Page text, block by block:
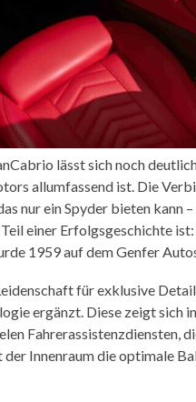
lässt sich noch
allumfassend ist. Die
nur ein Spyder bieten kann
einer Erfolgsgeschichte
1959 auf dem Genfer
für exklusive
ergänzt. Diese zeigt sich
Fahrerassistenzdiensten,
Innenraum die optimale